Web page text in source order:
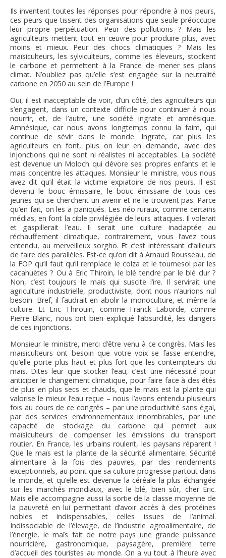
Ils inventent toutes les réponses pour répondre à nos peurs,
ces peurs que tissent des organisations que seule préoccupe
leur propre perpétuation. Peur des pollutions ? Mais les
agriculteurs mettent tout en œuvre pour produire plus, avec
moins et mieux. Peur des chocs climatiques ? Mais les
maïsiculteurs, les sylviculteurs, comme les éleveurs, stockent
le carbone et permettent à la France de mener ses plans
climat. N’oubliez pas qu’elle s’est engagée sur la neutralité
carbone en 2050 au sein de l’Europe !
Oui, il est inacceptable de voir, d’un côté, des agriculteurs qui
s’engagent, dans un contexte difficile pour continuer à nous
nourrir, et, de l’autre, une société ingrate et amnésique.
Amnésique, car nous avons longtemps connu la faim, qui
continue de sévir dans le monde. Ingrate, car plus les
agriculteurs en font, plus on leur en demande, avec des
injonctions qui ne sont ni réalistes ni acceptables. La société
est devenue un Moloch qui dévore ses propres enfants et le
maïs concentre les attaques. Monsieur le ministre, vous nous
avez dit qu’il était la victime expiatoire de nos peurs. Il est
devenu le bouc émissaire, le bouc émissaire de tous ces
jeunes qui se cherchent un avenir et ne le trouvent pas. Parce
qu’en fait, on les a paniqués. Les néo ruraux, comme certains
médias, en font la cible privilégiée de leurs attaques. Il volerait
et gaspillerait l’eau. Il serait une culture inadaptée au
réchauffement climatique, contrairement, vous l’avez tous
entendu, au merveilleux sorgho. Et c’est intéressant d’ailleurs
de faire des parallèles. Est-ce qu’on dit à Arnaud Rousseau, de
la FOP qu’il faut qu’il remplace le colza et le tournesol par les
cacahuètes ? Ou à Eric Thiroin, le blé tendre par le blé dur ?
Non, c’est toujours le maïs qui suscite l’ire. Il servirait une
agriculture industrielle, productiviste, dont nous n’aurions nul
besoin. Bref, il faudrait en abolir la monoculture, et même la
culture. Et Eric Thirouin, comme Franck Laborde, comme
Pierre Blanc, nous ont bien expliqué l’absurdité, les dangers
de ces injonctions.
Monsieur le ministre, merci d’être venu à ce congrès. Mais les
maïsiculteurs ont besoin que votre voix se fasse entendre,
qu’elle porte plus haut et plus fort que les contempteurs du
maïs. Dites leur que stocker l’eau, c’est une nécessité pour
anticiper le changement climatique, pour faire face à des étés
de plus en plus secs et chauds, que le maïs est la plante qui
valorise le mieux l’eau reçue – nous l’avons entendu plusieurs
fois au cours de ce congrès – par une productivité sans égal,
par des services environnementaux innombrables, par une
capacité de stockage du carbone qui permet aux
maïsiculteurs de compenser les émissions du transport
routier. En France, les urbains roulent, les paysans réparent !
Que le maïs est la plante de la sécurité alimentaire. Sécurité
alimentaire à la fois des pauvres, par des rendements
exceptionnels, au point que sa culture progresse partout dans
le monde, et qu’elle est devenue la céréale la plus échangée
sur les marchés mondiaux, avec le blé, bien sûr, cher Eric.
Mais elle accompagne aussi la sortie de la classe moyenne de
la pauvreté en lui permettant d’avoir accès à des protéines
nobles et indispensables, celles issues de l’animal.
Indissociable de l’élevage, de l’industrie agroalimentaire, de
l’énergie, le maïs fait de notre pays une grande puissance
nourricière, gastronomique, paysagère, première terre
d’accueil des touristes au monde. On a vu tout à l’heure avec